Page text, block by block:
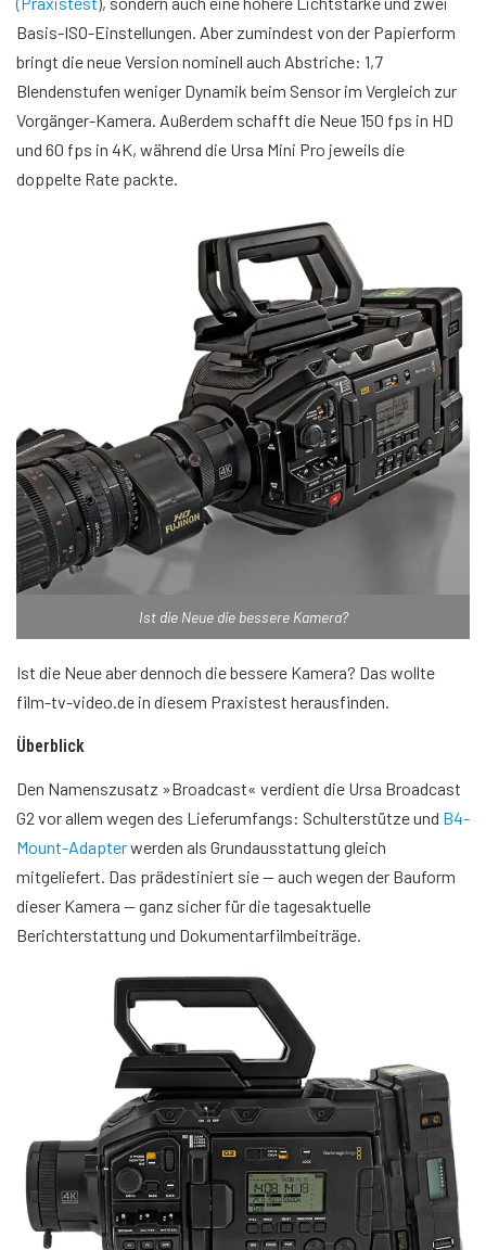
Basis-ISO-Einstellungen. Aber zumindest von der Papierform
bringt die neue Version nominell auch Abstriche: 1,7
Blendenstufen weniger Dynamik beim Sensor im Vergleich zur
Vorgänger-Kamera. Außerdem schafft die Neue 150 fps in HD
und 60 fps in 4K, während die Ursa Mini Pro jeweils die
doppelte Rate packte.
Ist die Neue die bessere Kamera?
Ist die Neue aber dennoch die bessere Kamera? Das wollte
film-tv-video.de in diesem Praxistest herausfinden.
Überblick
Den Namenszusatz »Broadcast« verdient die Ursa Broadcast
G2 vor allem wegen des Lieferumfangs: Schulterstütze und B4-
Mount-Adapterwerden als Grundausstattung gleich
mitgeliefert. Das prädestiniert sie — auch wegen der Bauform
dieser Kamera — ganz sicher für die tagesaktuelle
Berichterstattung und Dokumentarfilmbeiträge.